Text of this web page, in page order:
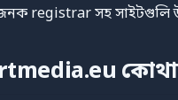
registrar সহ সাইটগুলি